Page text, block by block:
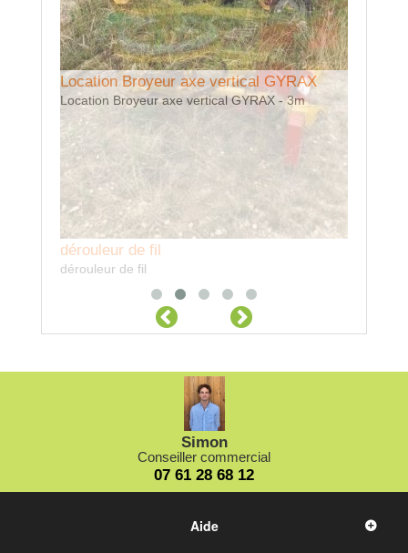
dérouleur de fil
dérouleur de fil
Location Broyeur axe vertical GYRAX
Location Broyeur axe vertical GYRAX - 3m
Simon
Conseiller commercial
07 61 28 68 12
Aide